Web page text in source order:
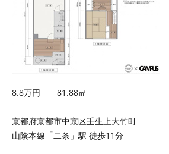
8.8万円 81.88㎡
京都府京都市中京区壬生上大竹町
山陰本線「二条」駅 徒歩11分